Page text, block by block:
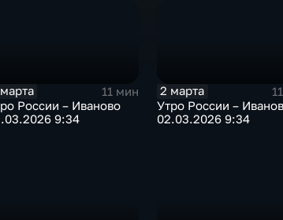
11 мин
России – Иваново
9:34
2 марта
Утро России –
02.03.2026 9:34